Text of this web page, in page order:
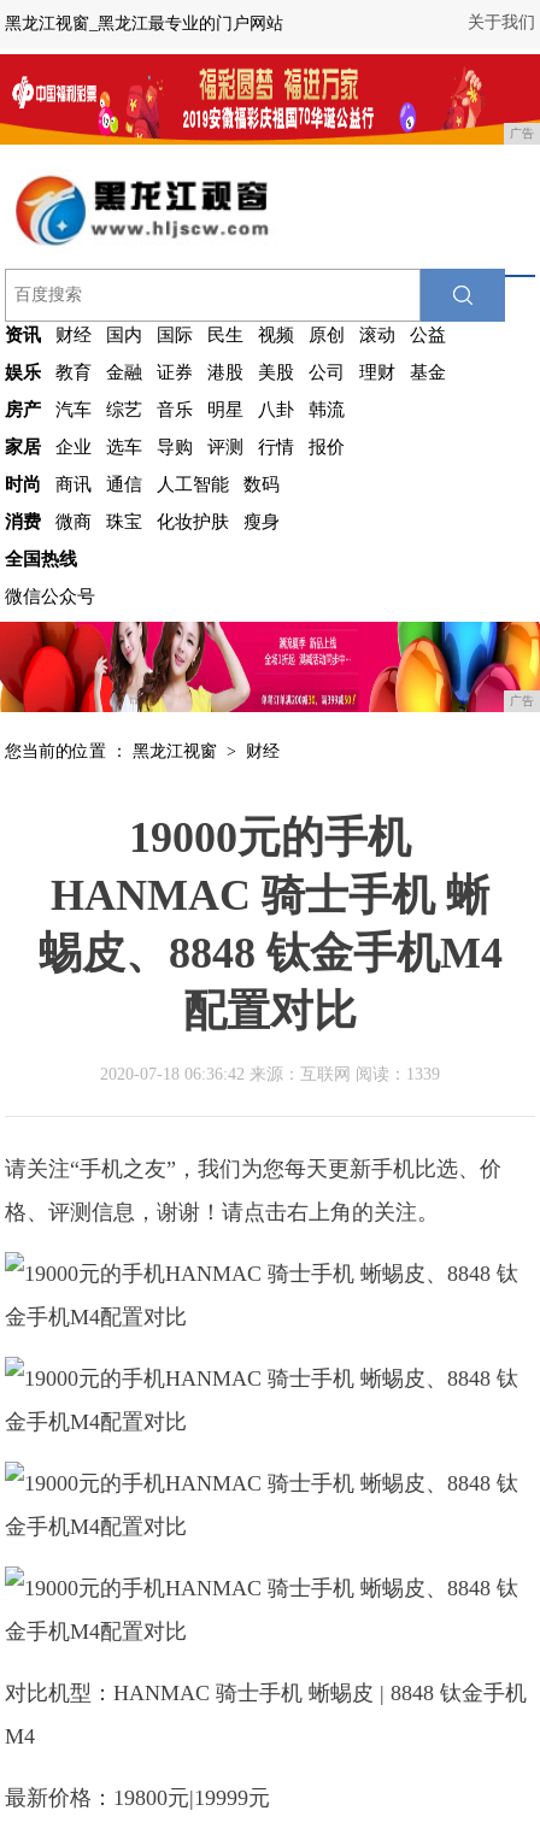
关于我们
黑龙江视窗_黑龙江最专业的门户网站
广告
资讯 财经 国内 国际 民生 视频 原创 滚动
公益
娱乐
教育 金融 证券 港股 美股 公司 理财
基金
房产
汽车 综艺 音乐 明星 八卦
韩流
家居
企业 选车 导购 评测 行情
报价
时尚
商讯 通信 人工智能
数码
消费
微商 珠宝 化妆护肤
瘦身
全国热线
微信公众号
广告
您当前的位置 ：黑龙江视窗 > 财经
19000元的手机
HANMAC 骑士手机 蜥
蜴皮、8848 钛金手机M4
配置对比
2020-07-18 06:36:42 来源：互联网 阅读：1339
请关注“手机之友”，我们为您每天更新手机比选、价
格、评测信息，谢谢！请点击右上角的关注。
对比机型：HANMAC 骑士手机 蜥蜴皮 | 8848 钛金手机
M4
最新价格：19800元|19999元